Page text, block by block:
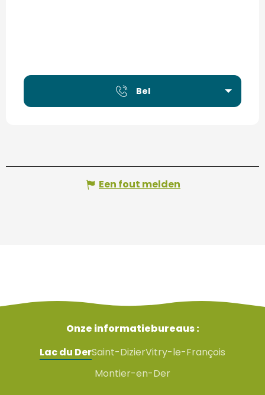
Bel
Een fout melden
Onze informatiebureaus :
Lac du DerSaint-DizierVitry-le-François
Montier-en-Der